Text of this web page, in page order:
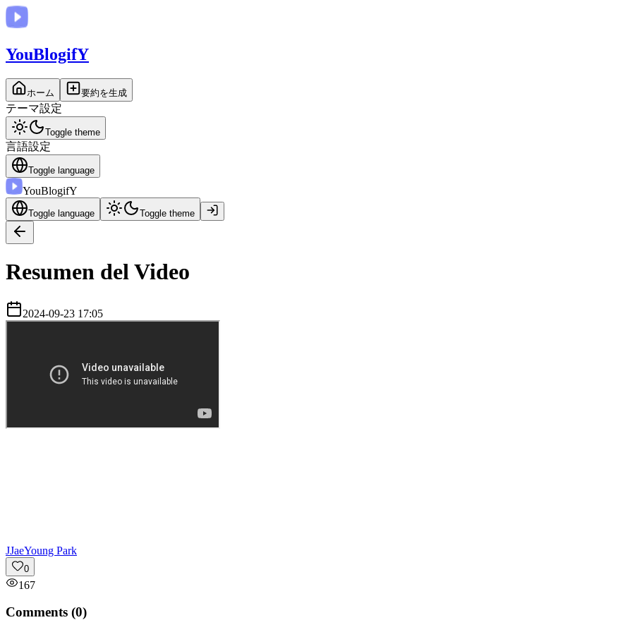
YouBlogifY
ホーム 要約を生成
テーマ設定
Toggle theme
言語設定
Toggle language
YouBlogifY
Toggle language Toggle theme
Resumen del Video
2024-09-23 17:05
JJaeYoung Park
0
167
Comments (0)